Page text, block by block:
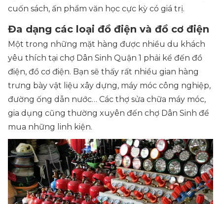
cuốn sách, ấn phẩm văn học cực kỳ có giá trị.
Đa dạng các loại đồ điện và đồ cơ điện
Một trong những mặt hàng được nhiều du khách
yêu thích tại chợ Dân Sinh Quận 1 phải kể đến đồ
điện, đồ cơ điện. Bạn sẽ thấy rất nhiều gian hàng
trưng bày vật liệu xây dựng, máy móc công nghiệp,
đường ống dẫn nước… Các thợ sửa chữa máy móc,
gia dụng cũng thường xuyên đến chợ Dân Sinh để
mua những linh kiện.